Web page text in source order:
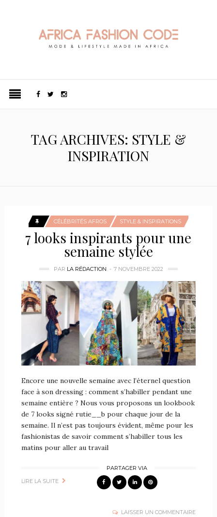
TAG ARCHIVES: STYLE &
INSPIRATION
CÉLÉBRITÉS AFROS STYLE & INSPIRATIONS
7 looks inspirants pour une
semaine stylée
PAR LA RÉDACTION 7 NOVEMBRE 2022
Encore une nouvelle semaine avec l’éternel question
face à son dressing : comment s’habiller pendant une
semaine entière ? Nous vous proposons un lookbook
de 7 looks signé rutie__b pour chaque jour de la
semaine. Il n’est pas toujours évident, même pour les
fashionistas de savoir comment s’habiller tous les
matins pour aller au travail
LIRE LA SUITE
PARTAGER VIA
LAISSER UN COMMENTAIRE